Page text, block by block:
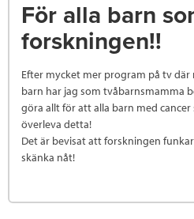
För alla barn
forskningen!!
Efter mycket mer program på tv där
barn har jag som tvåbarnsmamma
göra allt för att alla barn med
överleva detta!
Det är bevisat att forskningen
skänka nåt!